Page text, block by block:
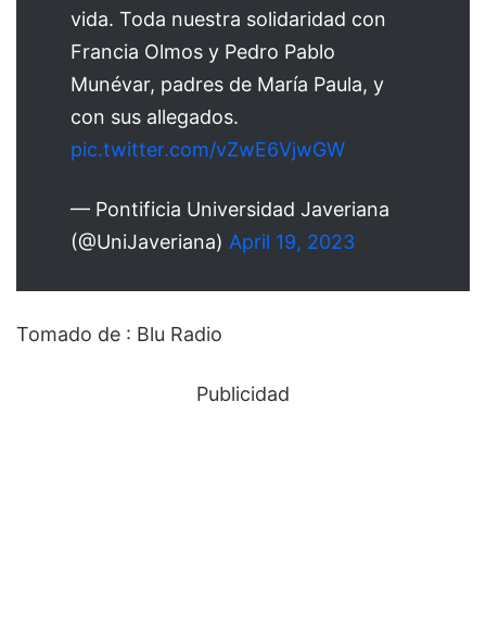
vida. Toda nuestra solidaridad con
Francia Olmos y Pedro Pablo
Munévar, padres de María Paula, y
con sus allegados.
pic.twitter.com/vZwE6VjwGW
— Pontificia Universidad Javeriana
(@UniJaveriana) April 19, 2023
Tomado de : Blu Radio
Publicidad